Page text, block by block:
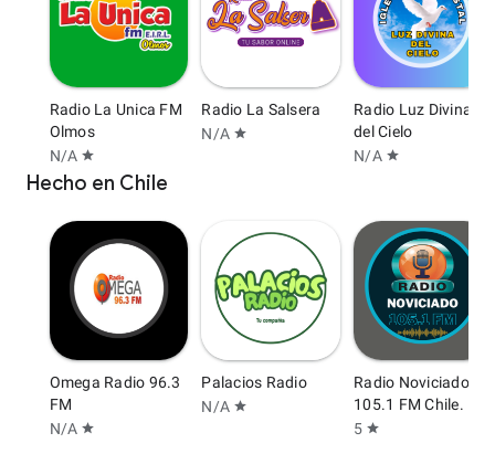
Radio La Unica FM
Olmos
N/A star
Radio La Salsera
N/A star
Radio Luz Divina
del Cielo
N/A star
Hecho en Chile
Omega Radio 96.3
FM
N/A star
Palacios Radio
N/A star
Radio Noviciado
105.1 FM Chile.
5 star